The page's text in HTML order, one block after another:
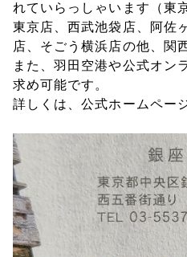
れていらっしゃいます（東
東京店、西武池袋店、阿佐
店、そごう横浜店の他、関
また、羽田空港や公式オン
求め可能です。
詳しくは、公式ホームペー